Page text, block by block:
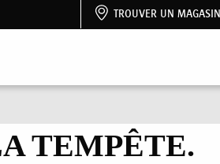
TROUVER UN MAGASIN
TEMPÊTE.